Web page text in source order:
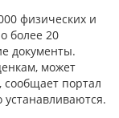
физических и
более 20
документы.
может
сообщает портал